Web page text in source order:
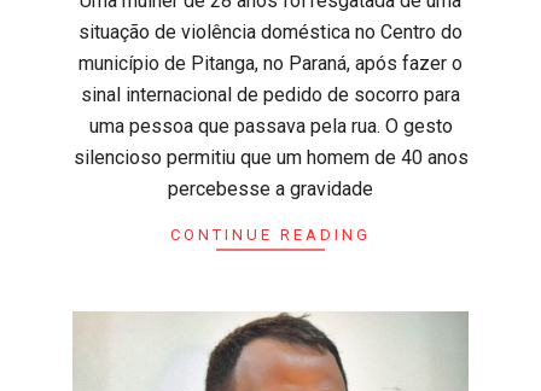
situação de violência doméstica no Centro do
município de Pitanga, no Paraná, após fazer o
sinal internacional de pedido de socorro para
uma pessoa que passava pela rua. O gesto
silencioso permitiu que um homem de 40 anos
percebesse a gravidade
CONTINUE READING